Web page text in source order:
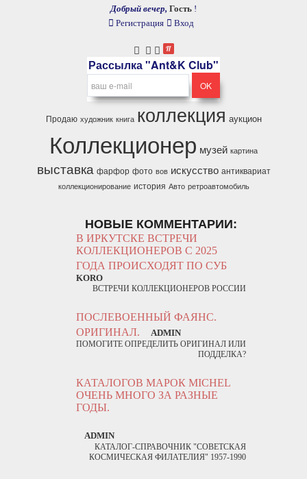
Добрый вечер, Гость !
Регистрация
Вход
Рассылка "Ant&K Club"
Продаю художник книга коллекция аукцион
Коллекционер музей картина
выставка фарфор фото вов искусство антиквариат
коллекционирование история Авто ретроавтомобиль
НОВЫЕ КОММЕНТАРИИ:
В ИРКУТСКЕ ВСТРЕЧИ
КОЛЛЕКЦИОНЕРОВ С 2025
ГОДА ПРОИСХОДЯТ ПО СУБ
KORO
ВСТРЕЧИ КОЛЛЕКЦИОНЕРОВ РОССИИ
ПОСЛЕВОЕННЫЙ ФАЯНС.
ОРИГИНАЛ.
ADMIN
ПОМОГИТЕ ОПРЕДЕЛИТЬ ОРИГИНАЛ ИЛИ
ПОДДЕЛКА?
КАТАЛОГОВ МАРОК MICHEL
ОЧЕНЬ МНОГО ЗА РАЗНЫЕ
ГОДЫ.
ADMIN
КАТАЛОГ-СПРАВОЧНИК "СОВЕТСКАЯ
КОСМИЧЕСКАЯ ФИЛАТЕЛИЯ" 1957-1990